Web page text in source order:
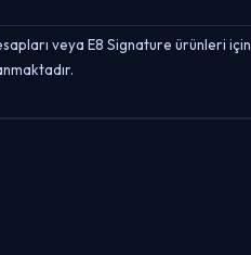
veya E8 Signature ürünleri için